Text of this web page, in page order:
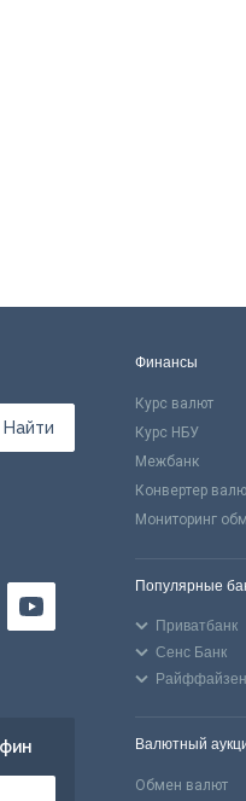
Найти
Финансы
Курс валют
Курс НБУ
Межбанк
Конвертер
Мониторинг
Популярные
Приватбанк
Сенс Банк
Валютный
Обмен валют